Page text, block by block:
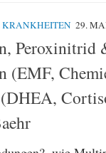
KRANKHEITEN 29.
Peroxinitrid
(EMF,
(DHEA,